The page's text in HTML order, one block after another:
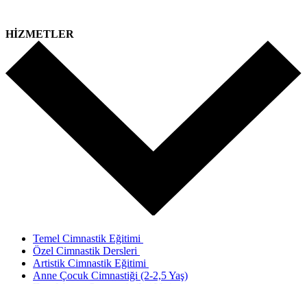
HİZMETLER
Temel Cimnastik Eğitimi
Özel Cimnastik Dersleri
Artistik Cimnastik Eğitimi
Anne Çocuk Cimnastiği (2-2,5 Yaş)